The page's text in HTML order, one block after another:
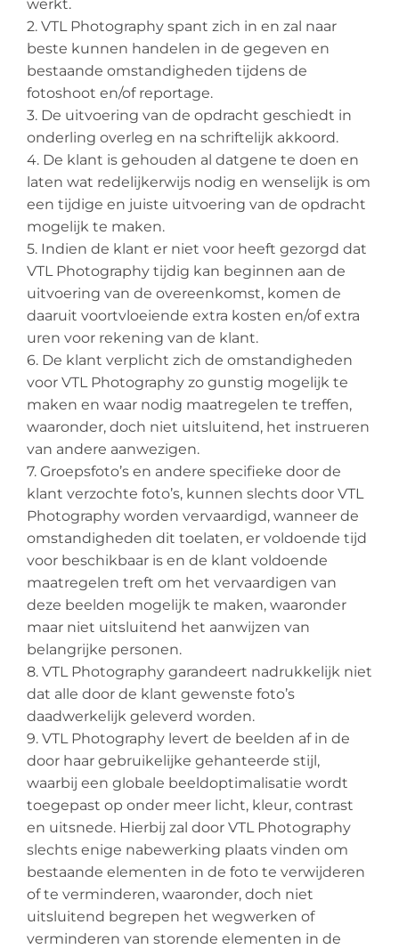
werkt.
2. VTL Photography spant zich in en zal naar
beste kunnen handelen in de gegeven en
bestaande omstandigheden tijdens de
fotoshoot en/of reportage.
3. De uitvoering van de opdracht geschiedt in
onderling overleg en na schriftelijk akkoord.
4. De klant is gehouden al datgene te doen en
laten wat redelijkerwijs nodig en wenselijk is om
een tijdige en juiste uitvoering van de opdracht
mogelijk te maken.
5. Indien de klant er niet voor heeft gezorgd dat
VTL Photography tijdig kan beginnen aan de
uitvoering van de overeenkomst, komen de
daaruit voortvloeiende extra kosten en/of extra
uren voor rekening van de klant.
6. De klant verplicht zich de omstandigheden
voor VTL Photography zo gunstig mogelijk te
maken en waar nodig maatregelen te treffen,
waaronder, doch niet uitsluitend, het instrueren
van andere aanwezigen.
7. Groepsfoto’s en andere specifieke door de
klant verzochte foto’s, kunnen slechts door VTL
Photography worden vervaardigd, wanneer de
omstandigheden dit toelaten, er voldoende tijd
voor beschikbaar is en de klant voldoende
maatregelen treft om het vervaardigen van
deze beelden mogelijk te maken, waaronder
maar niet uitsluitend het aanwijzen van
belangrijke personen.
8. VTL Photography garandeert nadrukkelijk niet
dat alle door de klant gewenste foto’s
daadwerkelijk geleverd worden.
9. VTL Photography levert de beelden af in de
door haar gebruikelijke gehanteerde stijl,
waarbij een globale beeldoptimalisatie wordt
toegepast op onder meer licht, kleur, contrast
en uitsnede. Hierbij zal door VTL Photography
slechts enige nabewerking plaats vinden om
bestaande elementen in de foto te verwijderen
of te verminderen, waaronder, doch niet
uitsluitend begrepen het wegwerken of
verminderen van storende elementen in de